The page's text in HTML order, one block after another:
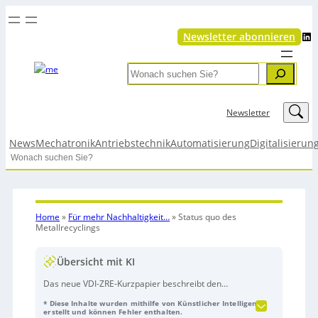
Newsletter abonnieren LinkedIn
Search
Newsletter LinkedIn
NewsMechatronikAntriebstechnikAutomatisierung
Search
Home » Für mehr Nachhaltigkeit…»Status quo des
Metallrecyclings
Übersicht mit KI
Das neue VDI-ZRE-Kurzpapier beschreibt den
(Recyclingquote: 32%) und zeigt bislang ungenutzte
* Diese Inhalte wurden mithilfe von Künstlicher Intelligenz
erstellt und können Fehler enthalten.